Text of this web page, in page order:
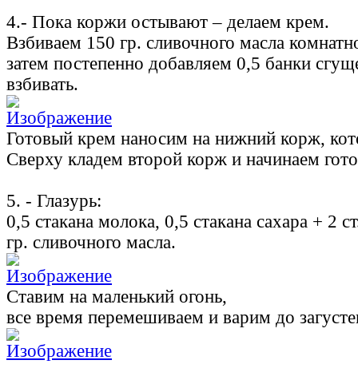
4.- Пока коржи остывают – делаем крем.
Взбиваем 150 гр. сливочного масла
затем постепенно добавляем 0,5 банки
взбивать.
Готовый крем наносим на нижний корж,
Сверху кладем второй корж и начинаем
5. - Глазурь:
0,5 стакана молока, 0,5 стакана сахара + 2
гр. сливочного масла.
Ставим на маленький огонь,
все время перемешиваем и варим до